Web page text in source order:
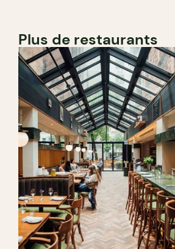
Plus de restaurants